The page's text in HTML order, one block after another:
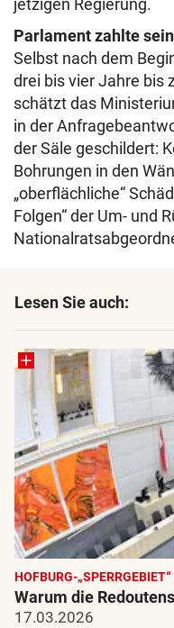
jetzigen Regierung.
Parlament zahlte
Selbst nach dem
drei bis vier Jahre bis
schätzt das
in der
der Säle geschildert:
Bohrungen in den
„oberflächliche“
Folgen“ der Um- und
Lesen Sie auch:
HOFBURG-„SPERRGEBIET“
Warum die
17.03.2026